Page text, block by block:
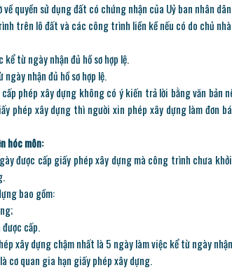
quyền sử dụng đất có chứng nhận của Uỷ ban nhân
trên lô đất và các công trình liền kề nếu có do chủ
từ ngày nhận đủ hồ sơ hợp lệ.
nhận đủ hồ sơ hợp lệ.
phép xây dựng không có ý kiến trả lời bằng văn bản
phép xây dựng thì người xin phép xây dựng làm đơn
hóc môn:
được cấp giấy phép xây dựng mà công trình chưa
bao gồm:
cấp.
xây dựng chậm nhất là 5 ngày làm việc kể từ ngày
cơ quan gia hạn giấy phép xây dựng.